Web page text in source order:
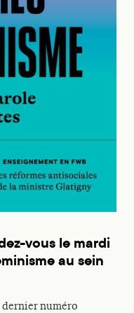
vous le mardi
au sein
dernier numéro